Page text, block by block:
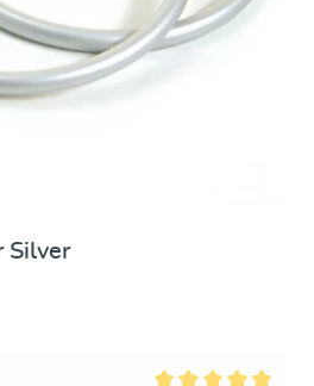
Silver